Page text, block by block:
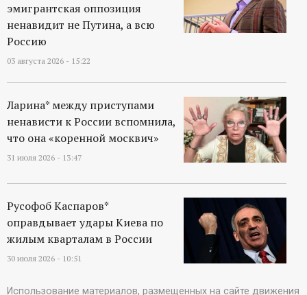
эмигрантская оппозиция
ненавидит не Путина, а всю
Россию
03 августа 2026 - 15:22
Ларина* между приступами
ненависти к России вспомнила,
что она «коренной москвич»
31 июля 2026 - 13:47
Русофоб Каспаров*
оправдывает удары Киева по
жилым кварталам в России
30 июля 2026 - 10:51
Использование материалов, размещенных на сайте движения